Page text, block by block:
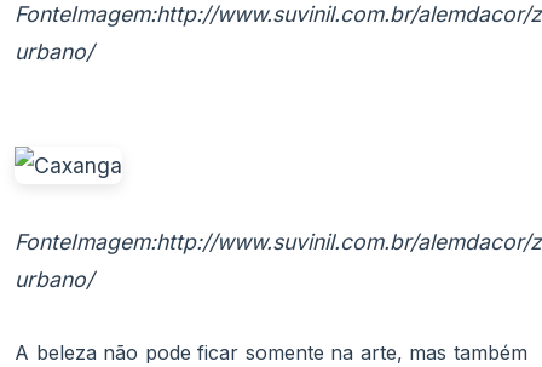
FonteImagem:http://www.suvinil.com.br/alemdacor/
urbano/
FonteImagem:http://www.suvinil.com.br/alemdacor/
urbano/
A beleza não pode ficar somente na arte, mas também